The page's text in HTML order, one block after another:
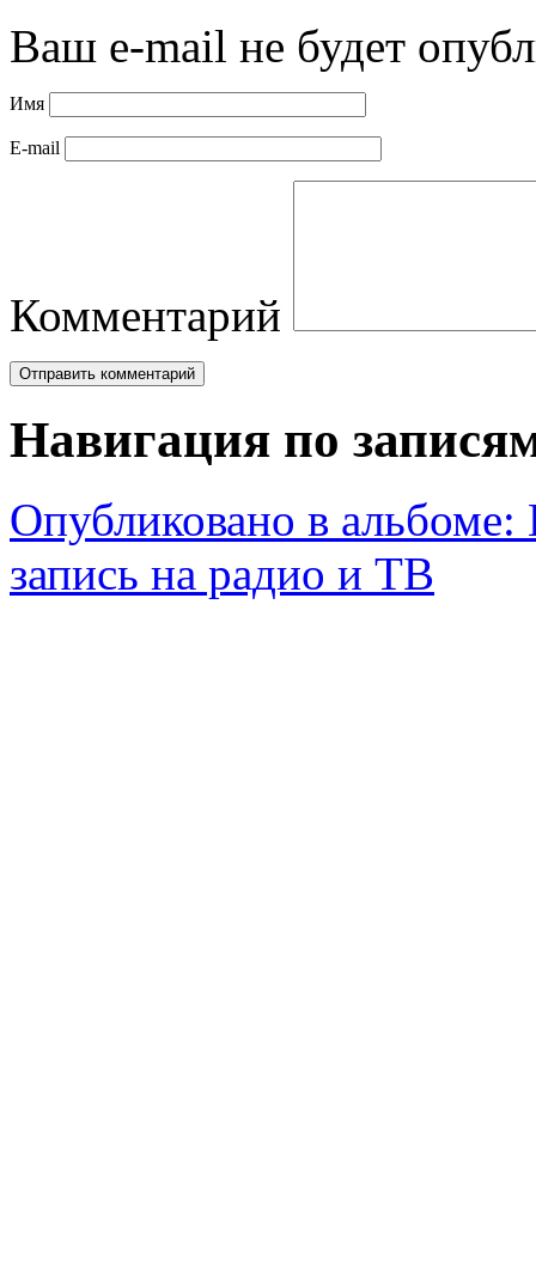
Ваш e-mail не будет
Имя
E-mail
Комментарий
Навигация по
Опубликовано в альбоме:
запись на радио и ТВ